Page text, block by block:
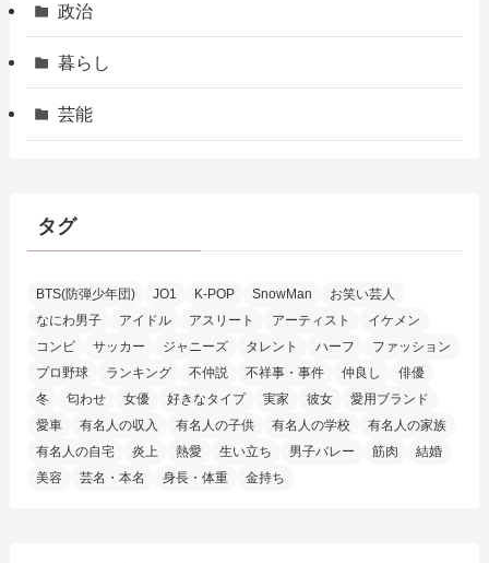
政治
暮らし
芸能
タグ
BTS(防弾少年団) JO1 K-POP SnowMan
お笑い芸人
なにわ男子
アイドル アスリート アーティスト
イケメン
コンビ
サッカー ジャニーズ タレント ハーフ
ファッション
プロ野球
ランキング 不仲説 不祥事・事件 仲良し
俳優
冬
匂わせ 女優 好きなタイプ 実家 彼女
愛用ブランド
愛車
有名人の収入 有名人の子供 有名人の学校
有名人の家族
有名人の自宅
炎上 熱愛 生い立ち 男子バレー 筋肉
結婚
美容
芸名・本名 身長・体重 金持ち